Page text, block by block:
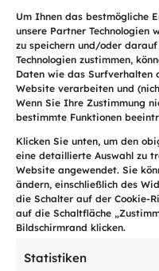
Um Ihnen das bestmögliche
unsere Partner Technologien
zu speichern und/oder
Technologien zustimmen,
Daten wie das
Website verarbeiten und
Wenn Sie Ihre Zustimmung
bestimmte Funktionen
Klicken Sie unten, um den
eine detaillierte Auswahl zu
Website angewendet. Sie
ändern, einschließlich des
die Schalter auf der Cookie-
auf die Schaltfläche
Bildschirmrand klicken.
Statistiken
CCIG
Die Industrie und
Mehr dazu